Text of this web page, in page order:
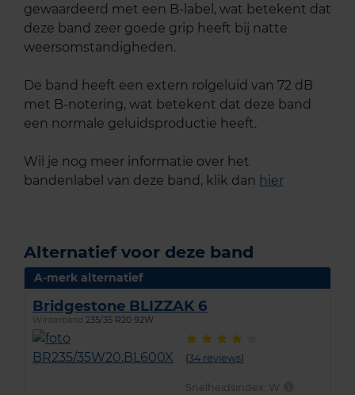
gewaardeerd met een B-label, wat betekent dat
deze band zeer goede grip heeft bij natte
weersomstandigheden.
De band heeft een extern rolgeluid van 72 dB
met B-notering, wat betekent dat deze band
een normale geluidsproductie heeft.
Wil je nog meer informatie over het
bandenlabel van deze band, klik dan hier
Alternatief voor deze band
A-merk alternatief
Bridgestone BLIZZAK 6
Winterband 235/35 R20 92W
(34 reviews)
Snelheidsindex: W